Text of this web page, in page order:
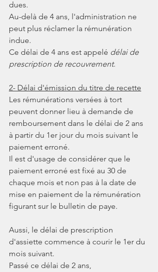
dues.
Au-delà de 4 ans, l'administration ne
peut plus réclamer la rémunération
indue.
Ce délai de 4 ans est appelé délai de
prescription de recouvrement.
2- Délai d'émission du titre de recette
Les rémunérations versées à tort
peuvent donner lieu à demande de
remboursement dans le délai de 2 ans
à partir du 1er jour du mois suivant le
paiement erroné.
Il est d'usage de considérer que le
paiement erroné est fixé au 30 de
chaque mois et non pas à la date de
mise en paiement de la rémunération
figurant sur le bulletin de paye.
Aussi, le délai de prescription
d'assiette commence à courir le 1er du
mois suivant.
Passé ce délai de 2 ans,